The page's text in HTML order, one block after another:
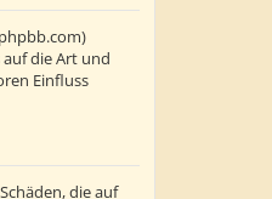
die Art und
Einfluss
die auf